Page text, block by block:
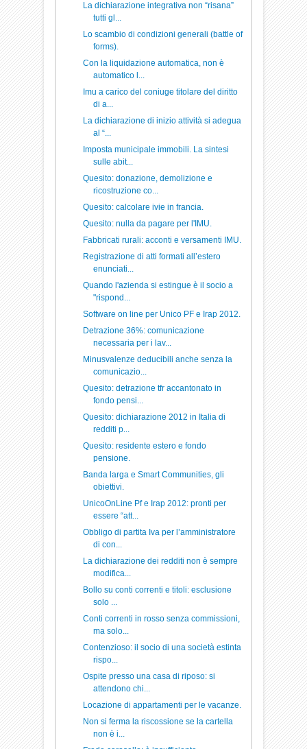
La dichiarazione integrativa non “risana”
tutti gl...
Lo scambio di condizioni generali (battle of
forms).
Con la liquidazione automatica, non è
automatico l...
Imu a carico del coniuge titolare del diritto
di a...
La dichiarazione di inizio attività si adegua
al “...
Imposta municipale immobili. La sintesi
sulle abit...
Quesito: donazione, demolizione e
ricostruzione co...
Quesito: calcolare ivie in francia.
Quesito: nulla da pagare per l'IMU.
Fabbricati rurali: acconti e versamenti IMU.
Registrazione di atti formati all’estero
enunciati...
Quando l'azienda si estingue è il socio a
"rispond...
Software on line per Unico PF e Irap 2012.
Detrazione 36%: comunicazione
necessaria per i lav...
Minusvalenze deducibili anche senza la
comunicazio...
Quesito: detrazione tfr accantonato in
fondo pensi...
Quesito: dichiarazione 2012 in Italia di
redditi p...
Quesito: residente estero e fondo
pensione.
Banda larga e Smart Communities, gli
obiettivi.
UnicoOnLine Pf e Irap 2012: pronti per
essere “att...
Obbligo di partita Iva per l’amministratore
di con...
La dichiarazione dei redditi non è sempre
modifica...
Bollo su conti correnti e titoli: esclusione
solo ...
Conti correnti in rosso senza commissioni,
ma solo...
Contenzioso: il socio di una società estinta
rispo...
Ospite presso una casa di riposo: si
attendono chi...
Locazione di appartamenti per le vacanze.
Non si ferma la riscossione se la cartella
non è i...